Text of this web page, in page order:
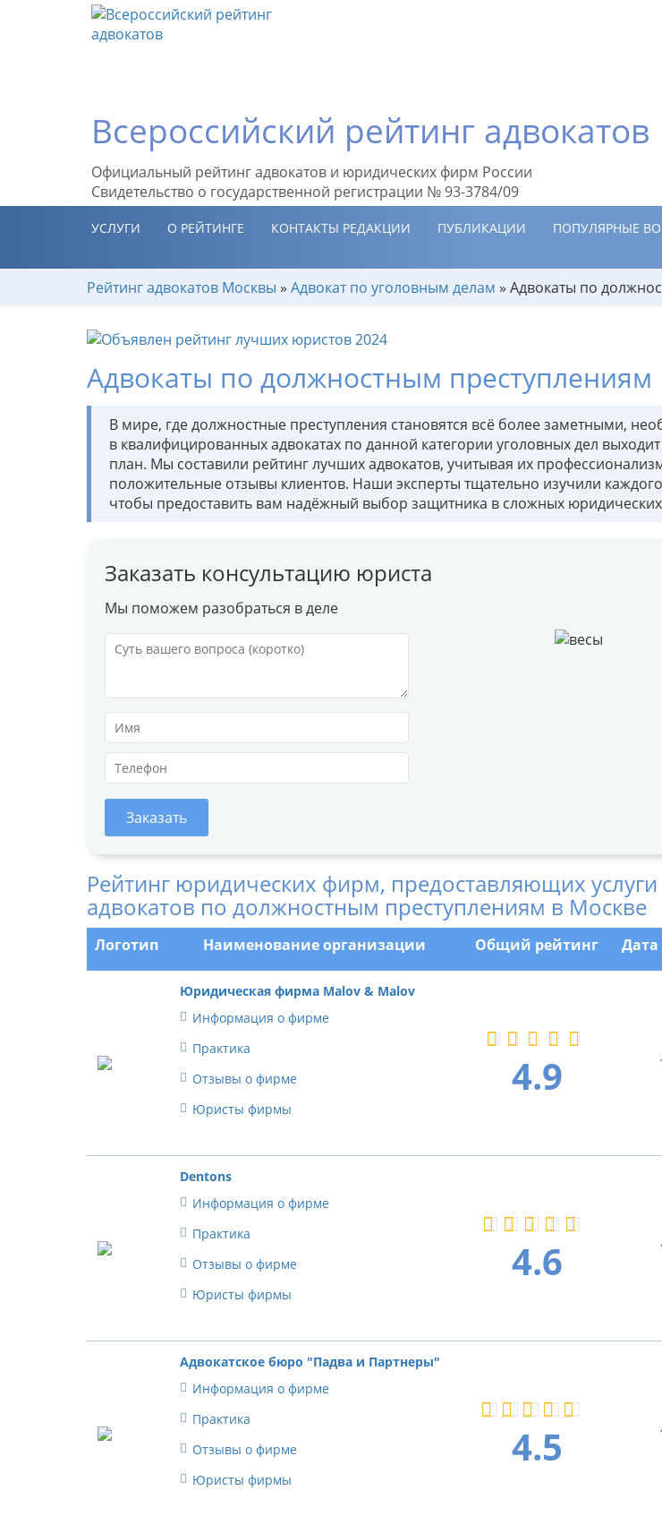
Всероссийский рейтинг адвокатов
Официальный рейтинг адвокатов и юридических фирм России
Свидетельство о государственной регистрации № 93-3784/09
УСЛУГИ О РЕЙТИНГЕ КОНТАКТЫ РЕДАКЦИИ ПУБЛИКАЦИИ ПОПУЛЯРНЫЕ
Рейтинг адвокатов Москвы » Адвокат по уголовным делам » Адвокаты по
Адвокаты по должностным преступлениям
В мире, где должностные преступления становятся всё более заметными,
в квалифицированных адвокатах по данной категории уголовных дел
план. Мы составили рейтинг лучших адвокатов, учитывая их
положительные отзывы клиентов. Наши эксперты тщательно изучили
чтобы предоставить вам надёжный выбор защитника в сложных юридических
Заказать консультацию юриста
Мы поможем разобраться в деле
Заказать
Рейтинг юридических фирм, предоставляющих услуги
адвокатов по должностным преступлениям в Москве
Логотип Наименование организации Общий рейтинг Дата
Юридическая фирма Malov & Malov
Информация о фирме
Практика
Отзывы о фирме
Юристы фирмы
4.9
Dentons
Информация о фирме
Практика
Отзывы о фирме
Юристы фирмы
4.6
Адвокатское бюро "Падва и Партнеры"
Информация о фирме
Практика
Отзывы о фирме
Юристы фирмы
4.5